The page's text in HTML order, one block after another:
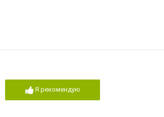
Я рекомендую